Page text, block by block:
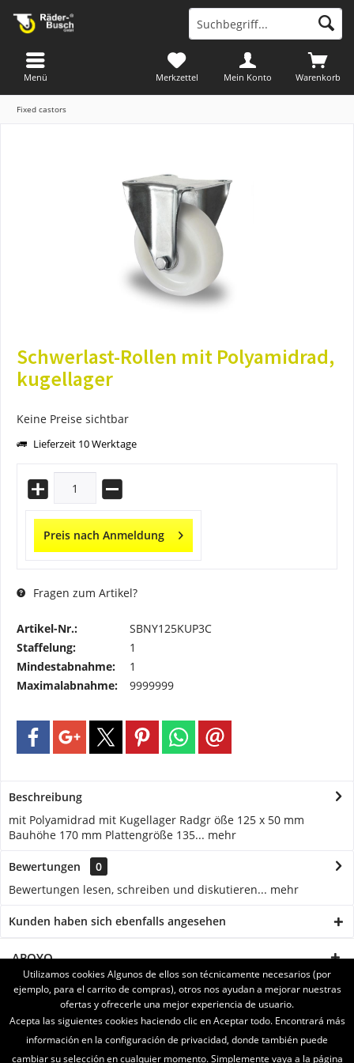
Warenkorb
Merkzettel Mein Konto
Menü
Fixed castors
Schwerlast-Rollen mit Polyamidrad,
kugellager
Keine Preise sichtbar
Lieferzeit 10 Werktage
Preis nach Anmeldung
Fragen zum Artikel?
Artikel-Nr.:
SBNY125KUP3C
Staffelung:
1
Mindestabnahme:
1
Maximalabnahme:
9999999
Beschreibung
mit Polyamidrad mit Kugellager Radgr öße 125 x 50 mm
Bauhöhe 170 mm Plattengröße 135... mehr
Bewertungen
0
Bewertungen lesen, schreiben und diskutieren... mehr
Kunden haben sich ebenfalls angesehen
APOYO
SERVICE
INFORMATIONEN
Utilizamos cookies Algunos de ellos son técnicamente necesarios (por
ejemplo, para el carrito de compras), otros nos ayudan a mejorar nuestras
ofertas y ofrecerle una mejor experiencia de usuario.
Acepta las siguientes cookies haciendo clic en Aceptar todo. Encontrará más
información en la configuración de privacidad, donde también puede
cambiar su selección en cualquier momento. Simplemente vaya a la página